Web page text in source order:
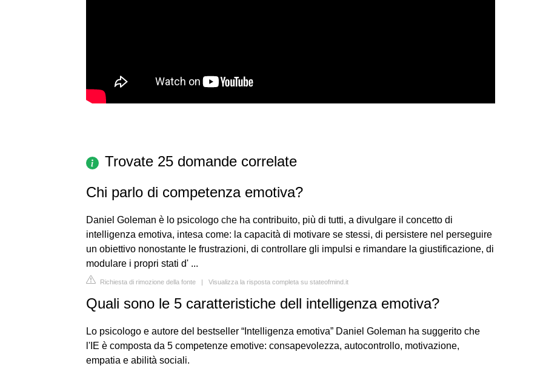
Trovate 25 domande correlate
Chi parlo di competenza emotiva?
Daniel Goleman è lo psicologo che ha contribuito, più di tutti, a divulgare il concetto di
intelligenza emotiva, intesa come: la capacità di motivare se stessi, di persistere nel perseguire
un obiettivo nonostante le frustrazioni, di controllare gli impulsi e rimandare la giustificazione, di
modulare i propri stati d' ...
Richiesta di rimozione della fonte | Visualizza la risposta completa su stateofmind.it
Quali sono le 5 caratteristiche dell intelligenza emotiva?
Lo psicologo e autore del bestseller “Intelligenza emotiva” Daniel Goleman ha suggerito che
l'IE è composta da 5 competenze emotive: consapevolezza, autocontrollo, motivazione,
empatia e abilità sociali.